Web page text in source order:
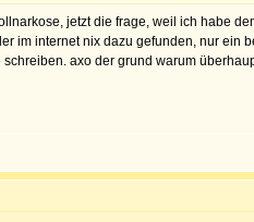
jetzt die frage, weil ich habe
im internet nix dazu gefunden, nur ein
axo der grund warum